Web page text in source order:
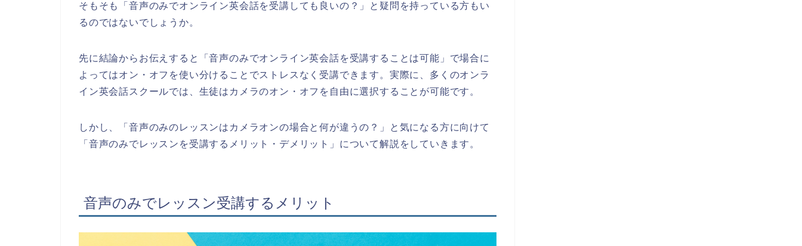
そもそも「音声のみでオンライン英会話を受講しても良いの？」と疑問を持っている方もい
るのではないでしょうか。
先に結論からお伝えすると「音声のみでオンライン英会話を受講することは可能」で場合に
よってはオン・オフを使い分けることでストレスなく受講できます。実際に、多くのオンラ
イン英会話スクールでは、生徒はカメラのオン・オフを自由に選択することが可能です。
しかし、「音声のみのレッスンはカメラオンの場合と何が違うの？」と気になる方に向けて
「音声のみでレッスンを受講するメリット・デメリット」について解説をしていきます。
音声のみでレッスン受講するメリット